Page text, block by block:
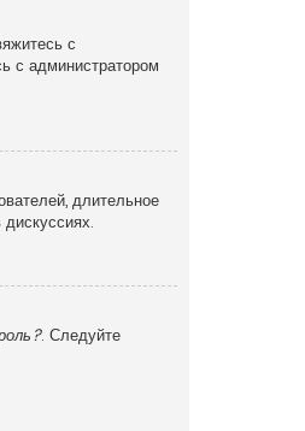
с
с администратором
длительное
. Следуйте